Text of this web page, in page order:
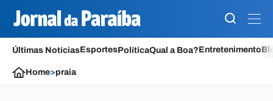
Últimas NotíciasEsportesPolíticaQual a Boa?Entretenimento
Home>praia